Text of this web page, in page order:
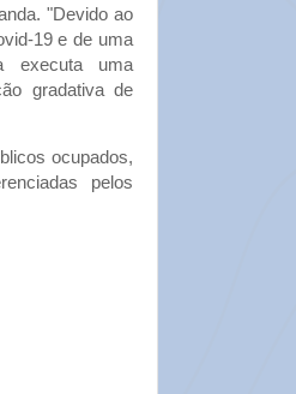
"Devido ao
19 e de uma
executa uma
gradativa de
ocupados,
pelos